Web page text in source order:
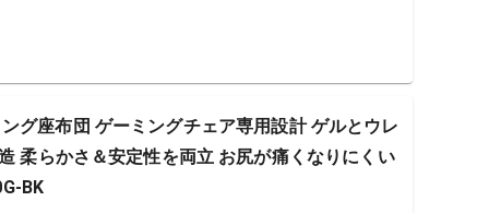
グ座布団 ゲーミングチェア専用設計 ゲルとウレ
柔らかさ＆安定性を両立 お尻が痛くなりにくい
BK